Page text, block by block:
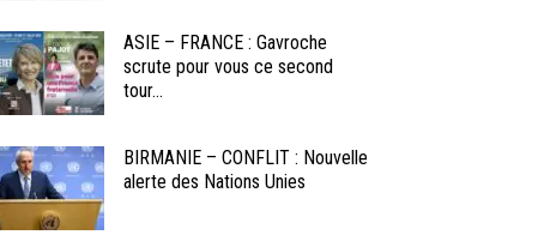
ASIE – FRANCE : Gavroche
scrute pour vous ce second
tour...
BIRMANIE – CONFLIT : Nouvelle
alerte des Nations Unies